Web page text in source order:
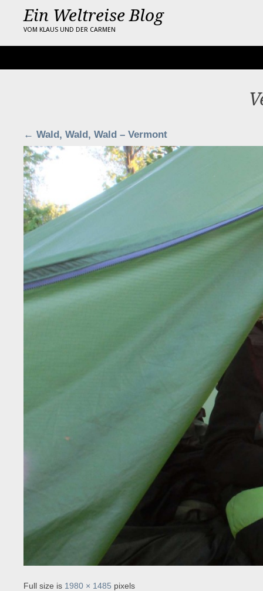
Ein Weltreise Blog
VOM KLAUS UND DER CARMEN
← Wald, Wald, Wald – Vermont
Full size is 1980 × 1485 pixels